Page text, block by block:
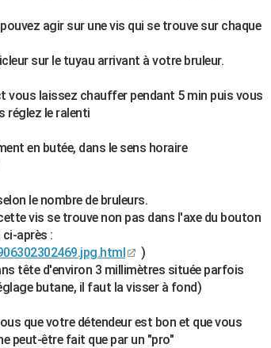
agir sur une vis qui se trouve sur chaque
sur le tuyau arrivant à votre bruleur.
vous laissez chauffer pendant 5 min puis vous
réglez le ralenti
en butée, dans le sens horaire
le nombre de bruleurs.
vis se trouve non pas dans l'axe du bouton
après :
)
tête d'environ 3 millimètres située parfois
butane, il faut la visser à fond)
que votre détendeur est bon et que vous
peut-être fait que par un "pro"